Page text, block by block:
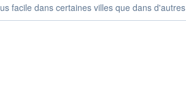
facile dans certaines villes que dans d'autres